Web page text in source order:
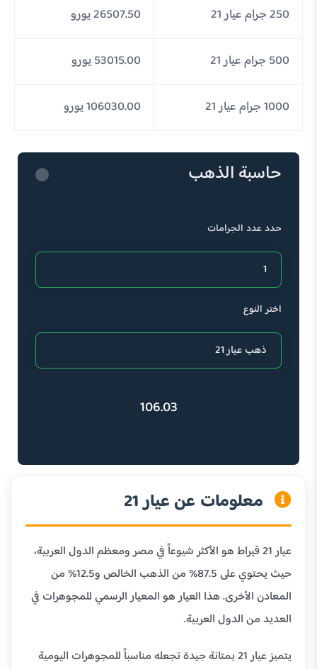
250 جرام عيار 21 26507.50 يورو
500 جرام عيار 21 53015.00 يورو
1000 جرام عيار 21 106030.00 يورو
حاسبة الذهب
حدد عدد الجرامات
اختر النوع
106.03
معلومات عن عيار 21
عيار 21 قيراط هو الأكثر شيوعاً في مصر ومعظم الدول العربية،
حيث يحتوي على 87.5% من الذهب الخالص و12.5% من
المعادن الأخرى. هذا العيار هو المعيار الرسمي للمجوهرات في
العديد من الدول العربية.
يتميز عيار 21 بمتانة جيدة تجعله مناسباً للمجوهرات اليومية